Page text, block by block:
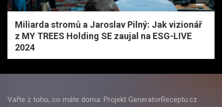
Miliarda stromů a Jaroslav Pilný: Jak vizionář
z MY TREES Holding SE zaujal na ESG-LIVE
2024
Vařte z toho, co máte doma: Projekt GeneratorReceptu.cz